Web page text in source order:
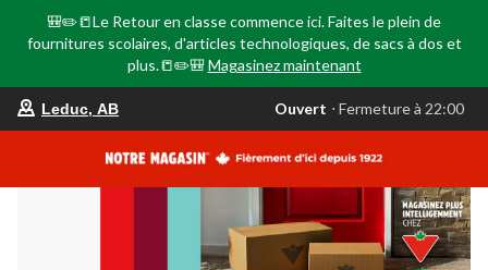
🎒✏️📒Le Retour en classe commence ici. Faites le plein de
fournitures scolaires, d'articles technologiques, de sacs à dos et
plus.📒✏️🎒 Magasinez maintenant
votre
est
AB,
Ouvert,
Fermeture
Leduc, AB Ouvert ⋅ Fermeture à 22:00